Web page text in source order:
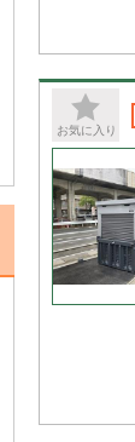
お気に入り